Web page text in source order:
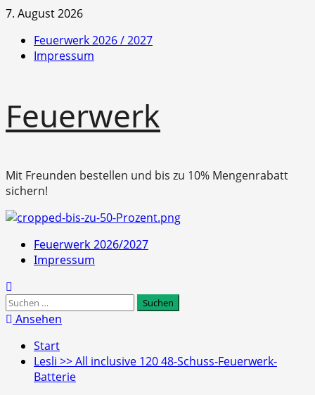
Zum
springen
7. August 2026
Feuerwerk 2026 / 2027
Impressum
Feuerwerk
Mit Freunden bestellen und bis zu 10% Mengenrabatt
sichern!
Primäres
Menü
Feuerwerk 2026/2027
Impressum
Suchen
nach:
Ansehen
Start
Lesli >> All inclusive 120 48-Schuss-Feuerwerk-
Batterie